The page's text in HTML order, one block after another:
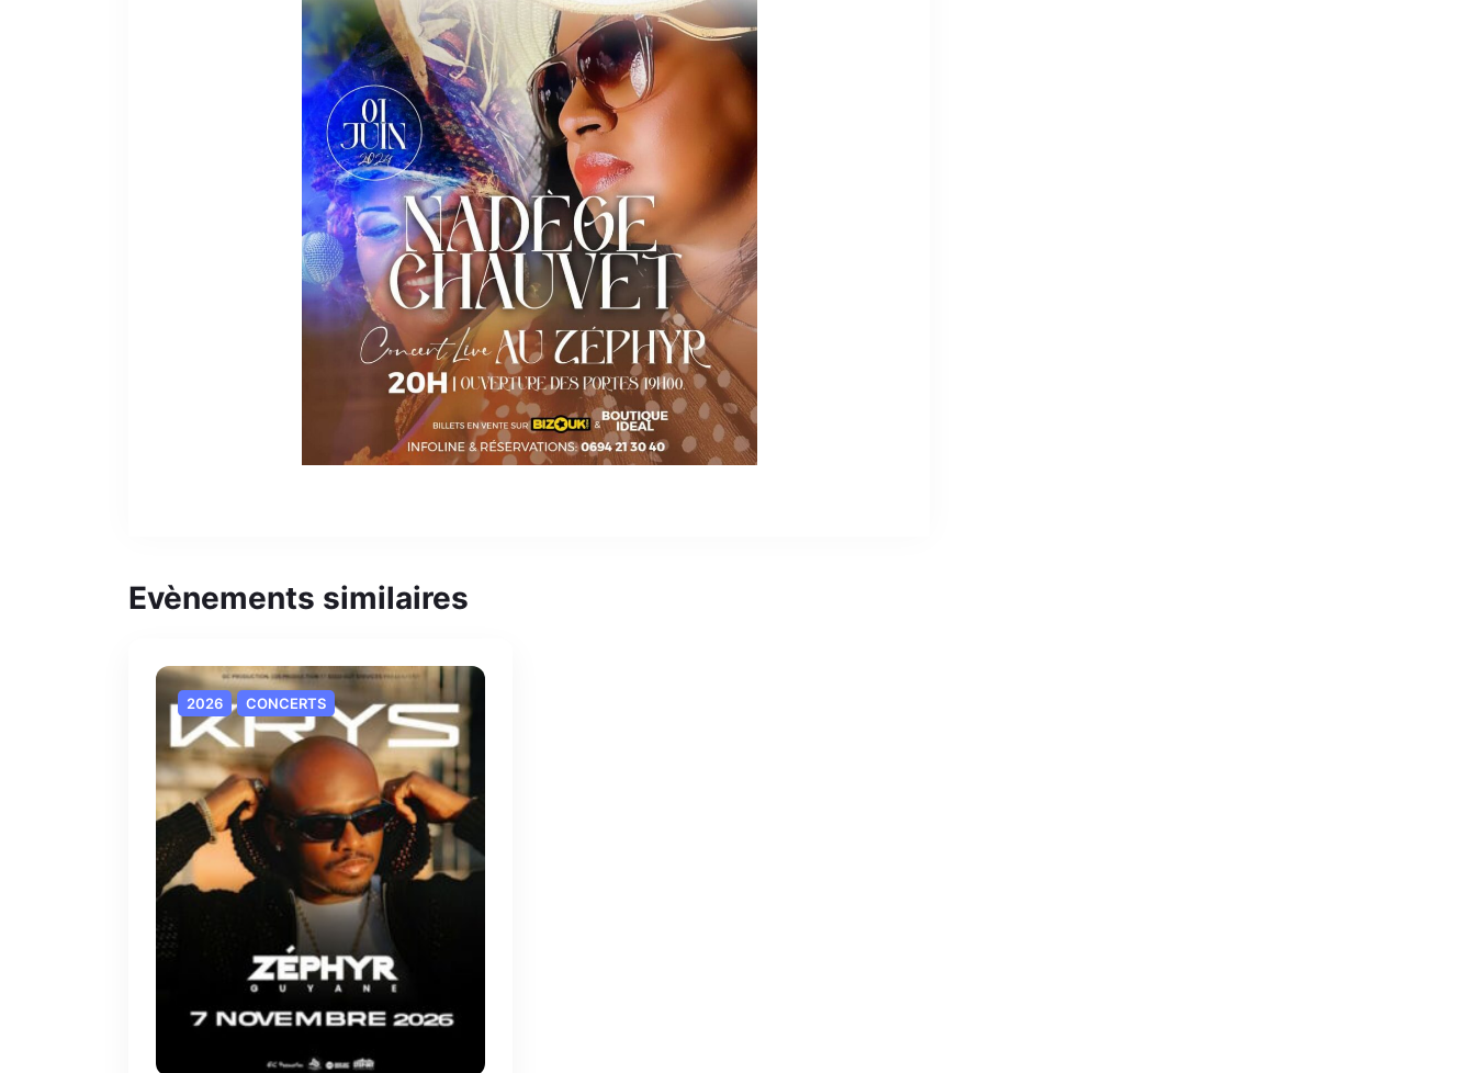
Evènements similaires
2026 CONCERTS